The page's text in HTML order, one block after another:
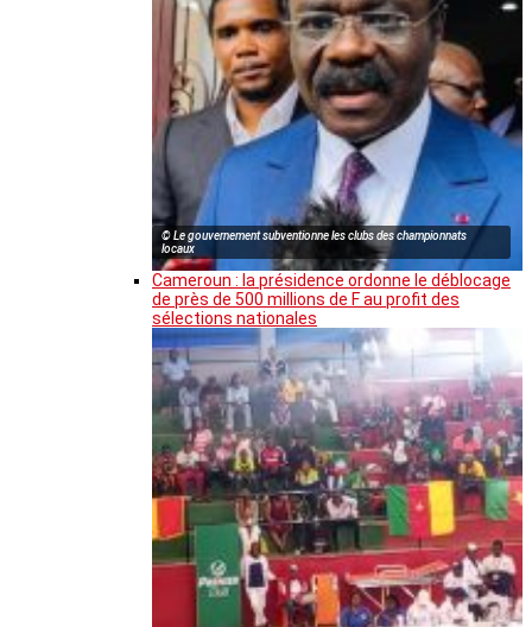
© Le gouvernement subventionne les clubs des championnats
locaux
Cameroun : la présidence ordonne le déblocage
de près de 500 millions de F au profit des
sélections nationales